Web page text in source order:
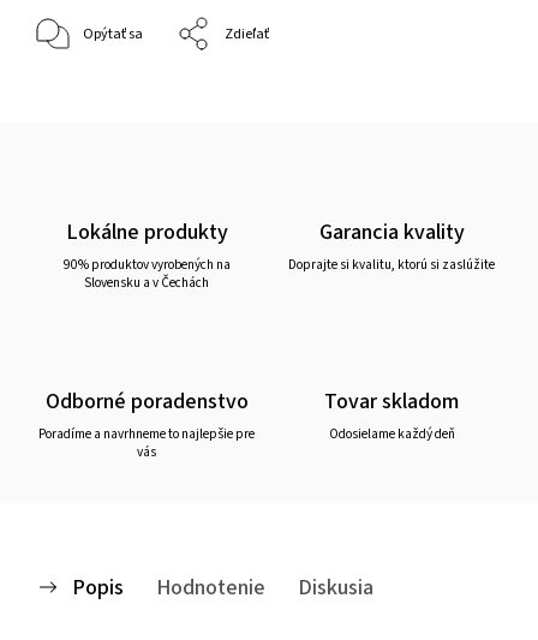
Opýtať sa Zdieľať
Lokálne produkty
90% produktov vyrobených na
Slovensku a v Čechách
Garancia kvality
Doprajte si kvalitu, ktorú si zaslúžite
Odborné poradenstvo
Poradíme a navrhneme to najlepšie pre
vás
Tovar skladom
Odosielame každý deň
Popis Hodnotenie Diskusia